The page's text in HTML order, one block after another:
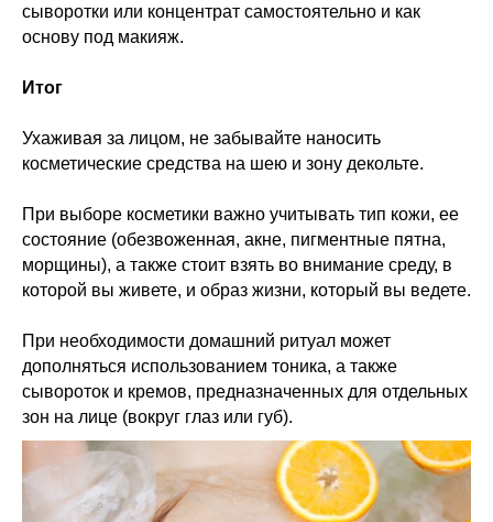
сыворотки или концентрат самостоятельно и как
основу под макияж.
Итог
Ухаживая за лицом, не забывайте наносить
косметические средства на шею и зону декольте.
При выборе косметики важно учитывать тип кожи, ее
состояние (обезвоженная, акне, пигментные пятна,
морщины), а также стоит взять во внимание среду, в
которой вы живете, и образ жизни, который вы ведете.
При необходимости домашний ритуал может
дополняться использованием тоника, а также
сывороток и кремов, предназначенных для отдельных
зон на лице (вокруг глаз или губ).